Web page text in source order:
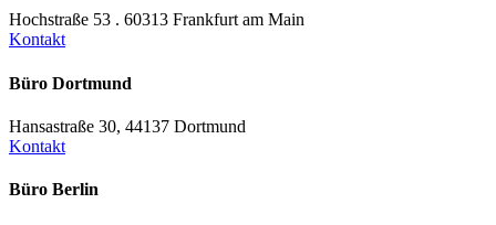
Hochstraße 53 . 60313 Frankfurt am Main
Kontakt
Büro Dortmund
Hansastraße 30, 44137 Dortmund
Kontakt
Büro Berlin